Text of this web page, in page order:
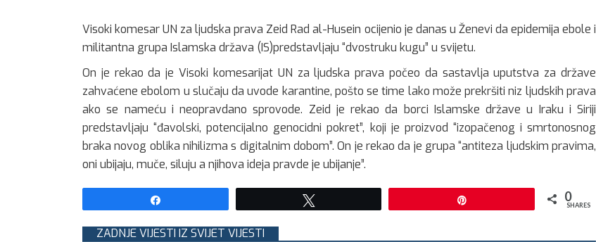
Visoki komesar UN za ljudska prava Zeid Rad al-Husein ocijenio je danas u Ženevi da epidemija ebole i
militantna grupa Islamska država (IS)predstavljaju “dvostruku kugu” u svijetu.
On je rekao da je Visoki komesarijat UN za ljudska prava počeo da sastavlja uputstva za države
zahvaćene ebolom u slučaju da uvode karantine, pošto se time lako može prekršiti niz ljudskih prava
ako se nameću i neopravdano sprovode. Zeid je rekao da borci Islamske države u Iraku i Siriji
predstavljaju “đavolski, potencijalno genocidni pokret”, koji je proizvod “izopačenog i smrtonosnog
braka novog oblika nihilizma s digitalnim dobom”. On je rekao da je grupa “antiteza ljudskim pravima,
oni ubijaju, muče, siluju a njihova ideja pravde je ubijanje”.
0
SHARES
ZADNJE VIJESTI IZ SVIJET VIJESTI